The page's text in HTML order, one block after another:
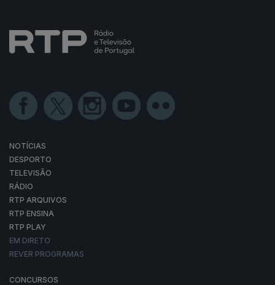
NOTÍCIAS
DESPORTO
TELEVISÃO
RÁDIO
RTP ARQUIVOS
RTP ENSINA
RTP PLAY
EM DIRETO
REVER PROGRAMAS
CONCURSOS